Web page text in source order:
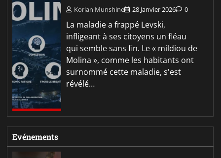
Korian Munshine 28 Janvier 2026 0
La maladie a frappé Levski,
infligeant à ses citoyens un fléau
qui semble sans fin. Le « mildiou de
Molina », comme les habitants ont
surnommé cette maladie, s'est
révélé…
Evénements